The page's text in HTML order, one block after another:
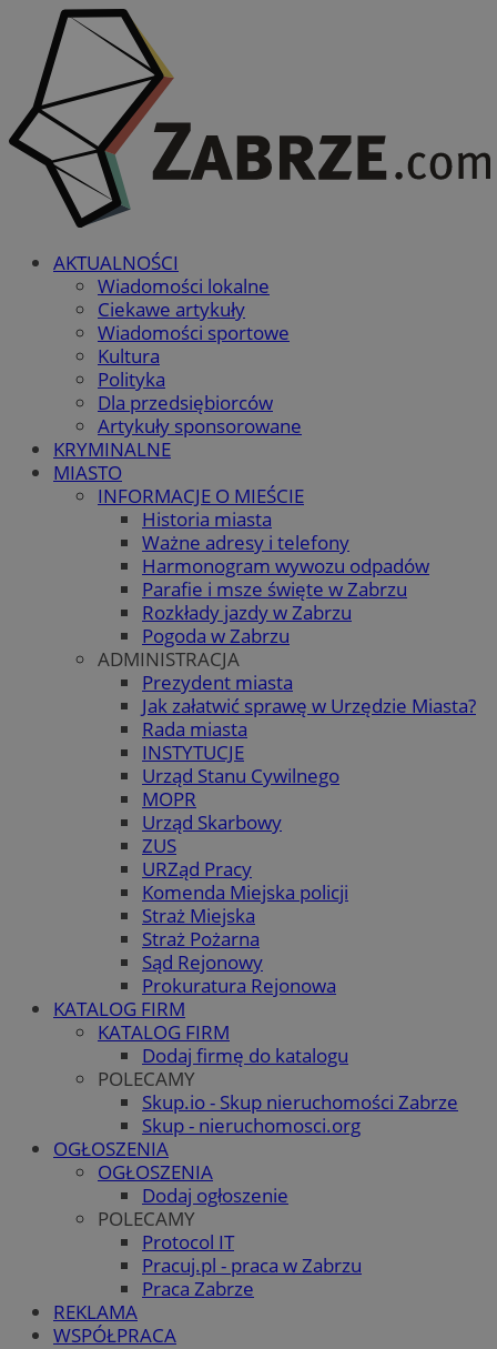
AKTUALNOŚCI
Wiadomości lokalne
Ciekawe artykuły
Wiadomości sportowe
Kultura
Polityka
Dla przedsiębiorców
Artykuły sponsorowane
KRYMINALNE
MIASTO
INFORMACJE O MIEŚCIE
Historia miasta
Ważne adresy i telefony
Harmonogram wywozu odpadów
Parafie i msze święte w Zabrzu
Rozkłady jazdy w Zabrzu
Pogoda w Zabrzu
ADMINISTRACJA
Prezydent miasta
Jak załatwić sprawę w Urzędzie Miasta?
Rada miasta
INSTYTUCJE
Urząd Stanu Cywilnego
MOPR
Urząd Skarbowy
ZUS
URZąd Pracy
Komenda Miejska policji
Straż Miejska
Straż Pożarna
Sąd Rejonowy
Prokuratura Rejonowa
KATALOG FIRM
KATALOG FIRM
Dodaj firmę do katalogu
POLECAMY
Skup.io - Skup nieruchomości Zabrze
Skup - nieruchomosci.org
OGŁOSZENIA
OGŁOSZENIA
Dodaj ogłoszenie
POLECAMY
Protocol IT
Pracuj.pl - praca w Zabrzu
Praca Zabrze
REKLAMA
WSPÓŁPRACA